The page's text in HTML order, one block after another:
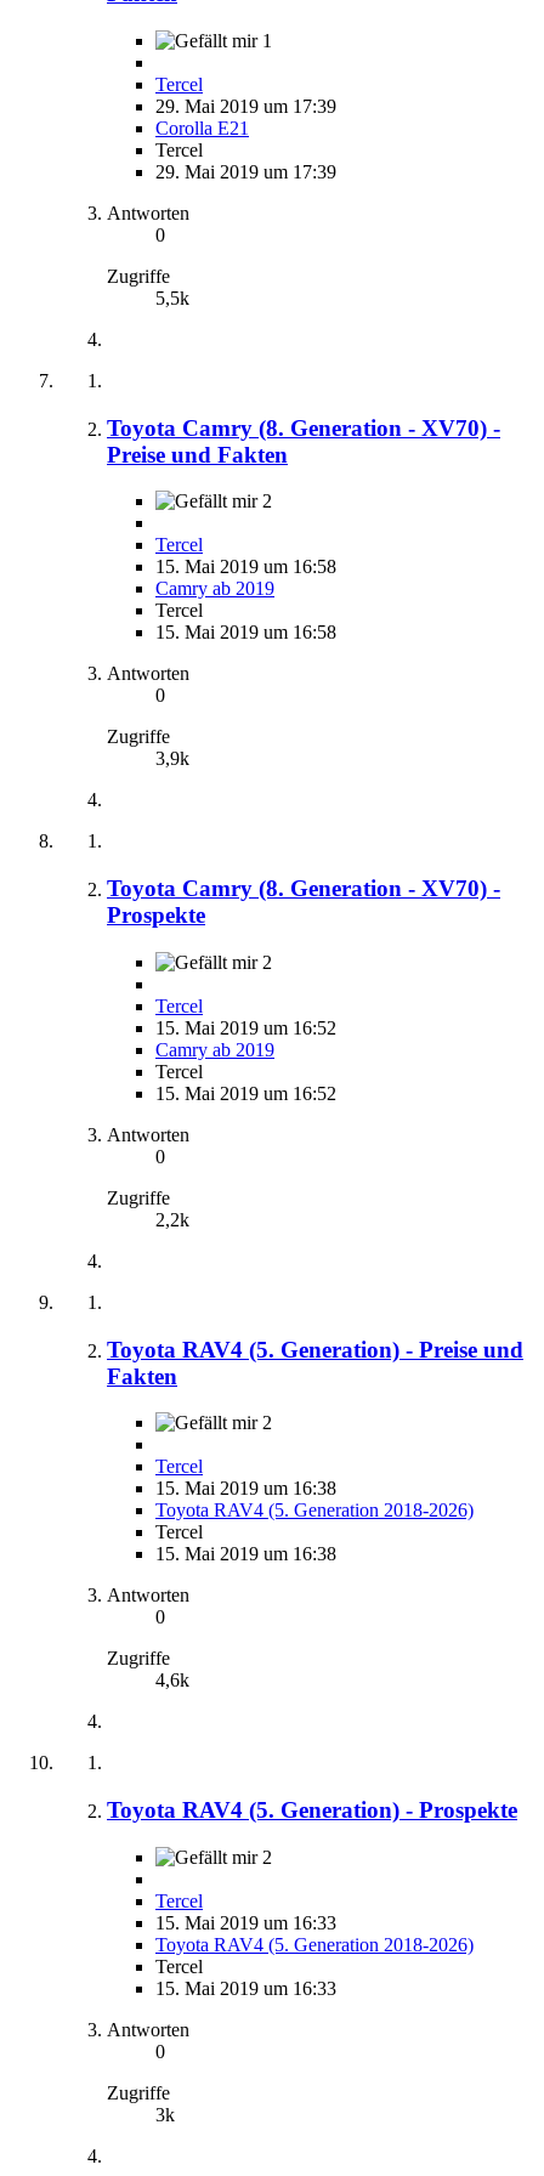
1
Tercel
29. Mai 2019 um 17:39
Corolla E21
Tercel
29. Mai 2019 um 17:39
Antworten
0
Zugriffe
5,5k
Toyota Camry (8. Generation - XV70) -
Preise und Fakten
2
Tercel
15. Mai 2019 um 16:58
Camry ab 2019
Tercel
15. Mai 2019 um 16:58
Antworten
0
Zugriffe
3,9k
Toyota Camry (8. Generation - XV70) -
Prospekte
2
Tercel
15. Mai 2019 um 16:52
Camry ab 2019
Tercel
15. Mai 2019 um 16:52
Antworten
0
Zugriffe
2,2k
Toyota RAV4 (5. Generation) - Preise und
Fakten
2
Tercel
15. Mai 2019 um 16:38
Toyota RAV4 (5. Generation 2018-2026)
Tercel
15. Mai 2019 um 16:38
Antworten
0
Zugriffe
4,6k
Toyota RAV4 (5. Generation) - Prospekte
2
Tercel
15. Mai 2019 um 16:33
Toyota RAV4 (5. Generation 2018-2026)
Tercel
15. Mai 2019 um 16:33
Antworten
0
Zugriffe
3k